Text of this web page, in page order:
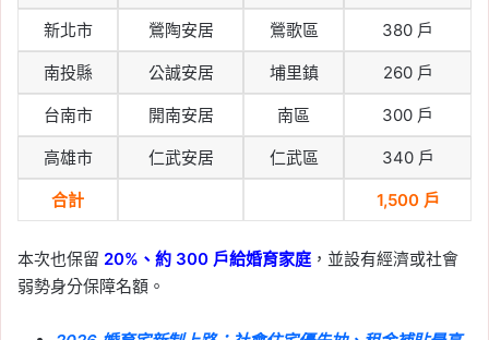
新北市 鶯陶安居 鶯歌區 380 戶
南投縣 公誠安居 埔里鎮 260 戶
台南市 開南安居 南區 300 戶
高雄市 仁武安居 仁武區 340 戶
合計 1,500 戶
本次也保留 20%、約 300 戶給婚育家庭 ，並設有經濟或社會
弱勢身分保障名額。